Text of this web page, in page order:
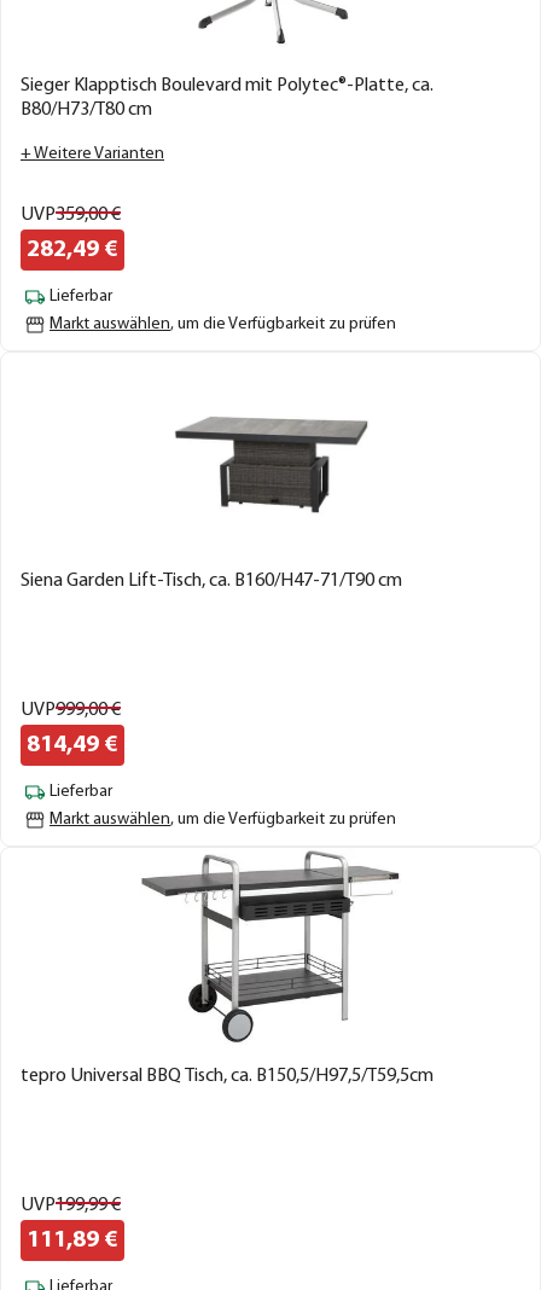
Sieger Klapptisch Boulevard mit Polytec®-Platte, ca.
B80/H73/T80 cm
+ Weitere Varianten
UVP359,00€
282,49 €
Lieferbar
Markt auswählen, um die Verfügbarkeit zu prüfen
Siena Garden Lift-Tisch, ca. B160/H47-71/T90 cm
UVP999,00€
814,49 €
Lieferbar
Markt auswählen, um die Verfügbarkeit zu prüfen
tepro Universal BBQ Tisch, ca. B150,5/H97,5/T59,5cm
UVP199,99€
111,89 €